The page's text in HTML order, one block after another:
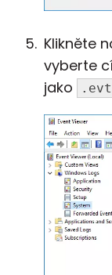
Klikněte
vyberte
jako